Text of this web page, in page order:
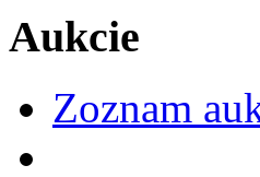
Aukcie
Zoznam